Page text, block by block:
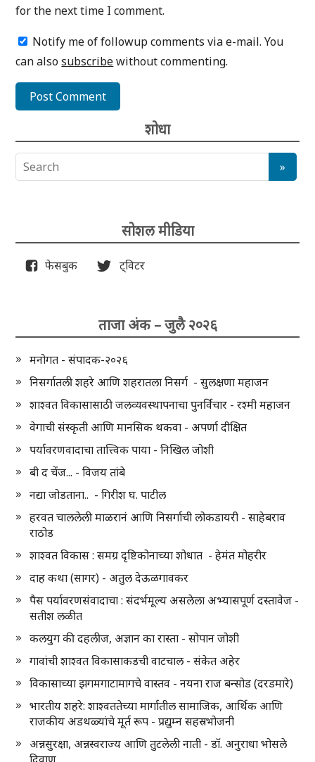
for the next time I comment.
Notify me of followup comments via e-mail. You
can alsosubscribewithout commenting.
शोधा
सोशल मीडिया
फेसबुक ट्विटर
ताजा अंक – जुलै २०२६
मनोगत - संपादक-२०२६
निसर्गातली शहरे आणि शहरातला निसर्ग - सुलक्षणा महाजन
शाश्वत विकासासाठी जलव्यवस्थापनाचा पुनर्विचार - रश्मी महाजन
वेगाची संस्कृती आणि मानसिक थकवा - अपर्णा दीक्षित
पर्यावरणवादाचा तात्त्विक पाया - निखिल जोशी
बी द चेंज... - विजय तांबे
नद्या जोडताना.. - गिरीश घ. पाटील
हरवत चाललेली माळरानं आणि निसर्गाची लोकडायरी - साहेबराव
राठोड
शाश्वत विकास : समग्र दृष्टिकोनाच्या शोधात - हेमंत मोहरीर
दाह कथा (सागर) - अतुल देऊळगावकर
पैस पर्यावरणसंवादाचा : संदर्भमूल्य असलेला अभ्यासपूर्ण दस्तावेज -
सतीश लळीत
कलयुग की दहलीज, अज्ञान का रास्ता - सोपान जोशी
गावांची शाश्वत विकासाकडची वाटचाल - संकेत अहेर
विकासाच्या झगमगाटामागचे वास्तव - नयना राज बन्सोड (दरडमारे)
भारतीय शहरे: शाश्वततेच्या मार्गातील सामाजिक, आर्थिक आणि
राजकीय अडथळ्यांचे मूर्त रूप - प्रद्युम्न सहस्रभोजनी
अन्नसुरक्षा, अन्नस्वराज्य आणि तुटलेली नाती - डॉ. अनुराधा भोसले